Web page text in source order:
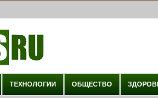
ТЕХНОЛОГИИ ОБЩЕСТВО